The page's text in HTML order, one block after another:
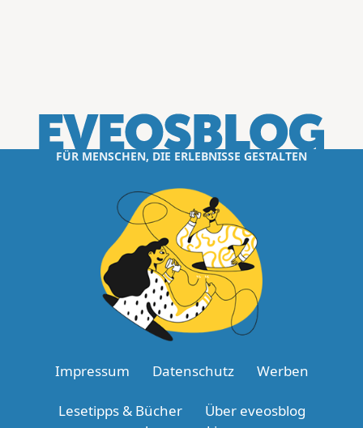
FÜR MENSCHEN, DIE ERLEBNISSE GESTALTEN
Impressum Datenschutz Werben
Lesetipps & Bücher
Über eveosblog